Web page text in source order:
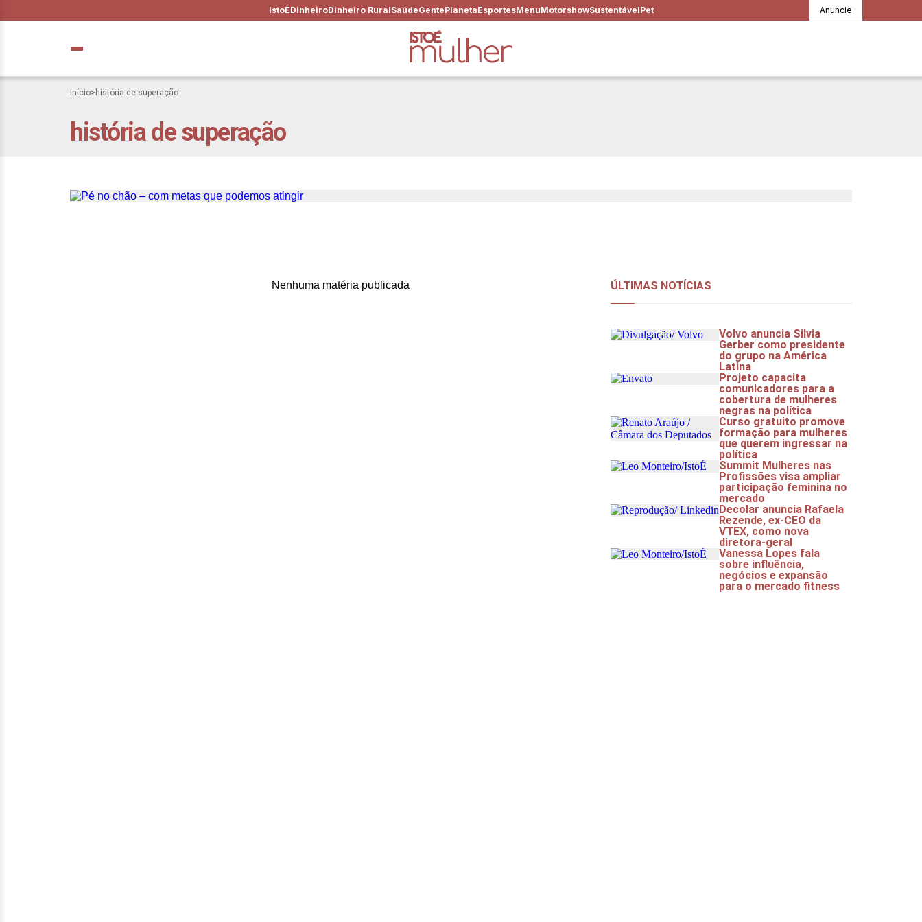
IstoÉDinheiroDinheiro RuralSaúdeGentePlanetaEsportesMenuMotorshowSustentávelPet Anuncie
Início> história de superação
história de superação
De menina introvertida a influencer, como buscar a força
Nenhuma matéria publicada